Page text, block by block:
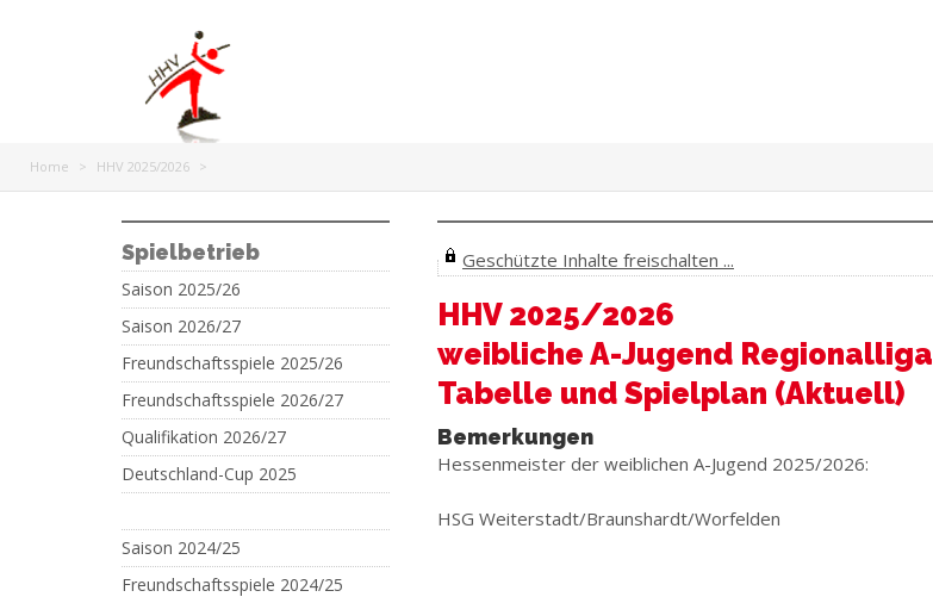
Home > HHV 2025/2026 >
Spielbetrieb
Saison 2025/26
Saison 2026/27
Freundschaftsspiele 2025/26
Freundschaftsspiele 2026/27
Qualifikation 2026/27
Deutschland-Cup 2025
Saison 2024/25
Freundschaftsspiele 2024/25
Geschützte Inhalte freischalten ...
HHV 2025/2026
weibliche A-Jugend Regionalliga
Tabelle und Spielplan (Aktuell)
Bemerkungen
Hessenmeister der weiblichen A-Jugend 2025/2026:
HSG Weiterstadt/Braunshardt/Worfelden